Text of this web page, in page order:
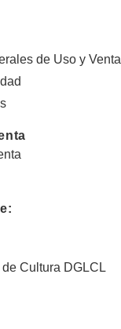
de Uso y Venta